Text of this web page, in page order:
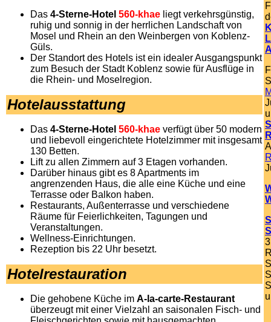
Das 4-Sterne-Hotel 560-khae liegt verkehrsgünstig,
ruhig und sonnig in der herrlichen Landschaft von
Mosel und Rhein an den Weinbergen von Koblenz-
Güls.
Der Standort des Hotels ist ein idealer Ausgangspunkt
zum Besuch der Stadt Koblenz sowie für Ausflüge in
die Rhein- und Moselregion.
Hotelausstattung
Das 4-Sterne-Hotel 560-khae verfügt über 50 modern
und liebevoll eingerichtete Hotelzimmer mit insgesamt
130 Betten.
Lift zu allen Zimmern auf 3 Etagen vorhanden.
Darüber hinaus gibt es 8 Apartments im
angrenzenden Haus, die alle eine Küche und eine
Terrasse oder Balkon haben.
Restaurants, Außenterrasse und verschiedene
Räume für Feierlichkeiten, Tagungen und
Veranstaltungen.
Wellness-Einrichtungen.
Rezeption bis 22 Uhr besetzt.
Hotelrestauration
Die gehobene Küche im A-la-carte-Restaurant
überzeugt mit einer Vielzahl an saisonalen Fisch- und